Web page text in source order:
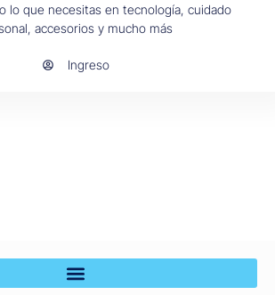
lo que necesitas en tecnología, cuidado
accesorios y mucho más
Ingreso